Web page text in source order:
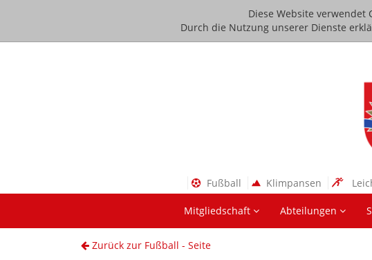
Diese Website verwendet
Durch die Nutzung unserer Dienste
Fußball Klimpansen
Mitgliedschaft Abteilungen
Zurück zur Fußball - Seite